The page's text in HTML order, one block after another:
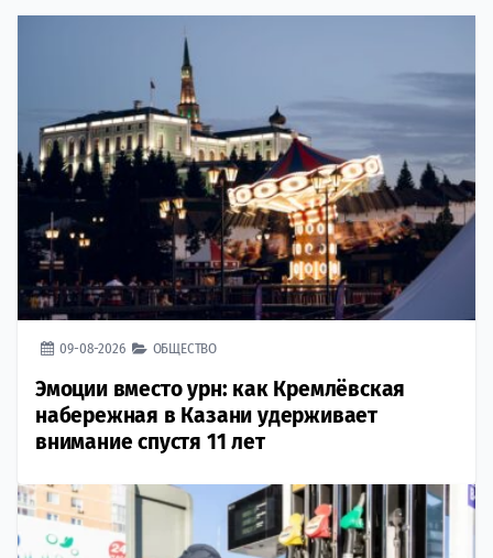
09-08-2026 ОБЩЕСТВО
Эмоции вместо урн: как Кремлёвская
набережная в Казани удерживает
внимание спустя 11 лет